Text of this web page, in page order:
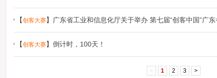
【创客大赛】
广东省工业和信息化厅关于举办 第七届“创客中国”广
暨第六届“创客广东”大赛的通知
【创客大赛】 倒计时，100天！
< 1 2 3 >